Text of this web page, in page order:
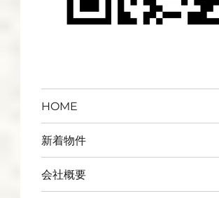
HOME
新着物件
会社概要